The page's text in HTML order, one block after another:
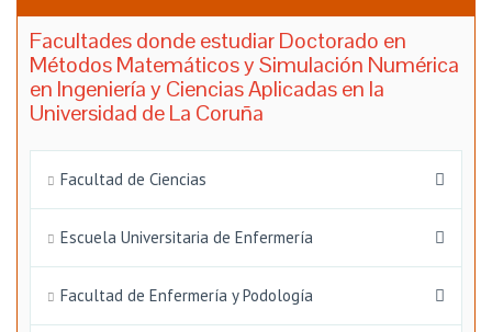
Facultades donde estudiar Doctorado en
Métodos Matemáticos y Simulación Numérica
en Ingeniería y Ciencias Aplicadas en la
Universidad de La Coruña
Facultad de Ciencias
Escuela Universitaria de Enfermería
Facultad de Enfermería y Podología